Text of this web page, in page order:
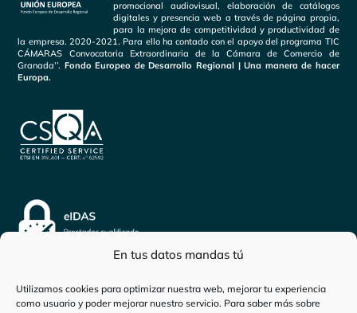
En tus datos mandas tú
Utilizamos cookies para optimizar nuestra web, mejorar tu experiencia
como usuario y poder mejorar nuestro servicio. Para saber más sobre
promocional audiovisual, elaboración de catálogos
digitales y presencia web a través de página propia,
para la mejora de competitividad y productividad de
la empresa. 2020-2021. Para ello ha contado con el apoyo del programa TIC
CÁMARAS Convocatoria Extraordinaria de la Cámara de Comercio de
Granada’’. Fondo Europeo de Desarrollo Regional | Una manera de hacer
Europa.